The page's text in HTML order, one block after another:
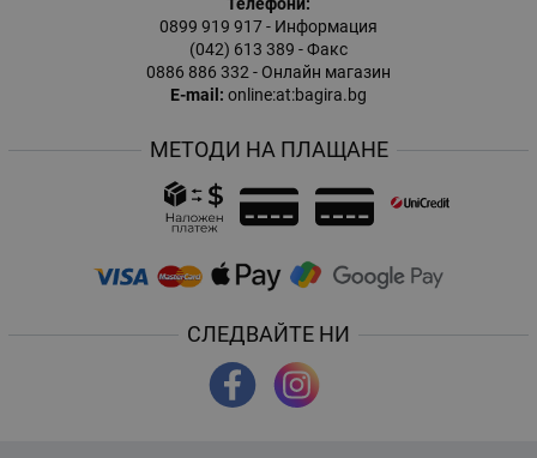
0899 919 917- Информация
(042) 613 389 - Факс
0886 886 332 - Онлайн магазин
E-mail: online:at:bagira.bg
МЕТОДИ НА ПЛАЩАНЕ
СЛЕДВАЙТЕ НИ